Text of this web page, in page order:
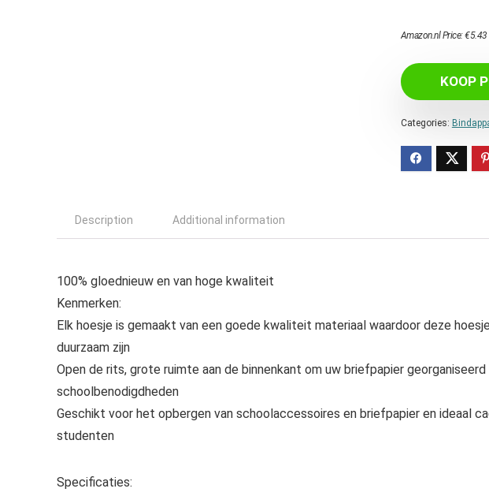
Amazon.nl Price:€5.43
KOOP
Categories:
Description Additional information
100% gloednieuw en van hoge kwaliteit
Kenmerken:
Elk hoesje is gemaakt van een goede kwaliteit materiaal waardoor deze
duurzaam zijn
Open de rits, grote ruimte aan de binnenkant om uw briefpapier
schoolbenodigdheden
Geschikt voor het opbergen van schoolaccessoires en briefpapier en ideaal
studenten
Specificaties: